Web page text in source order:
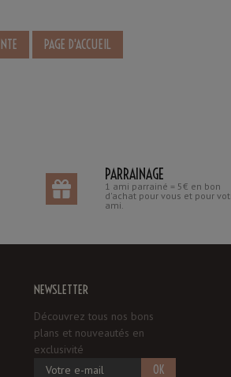
PARRAINAGE
1 ami parrainé = 5€ en bon
d'achat pour vous et pour
ami.
NEWSLETTER
Découvrez tous nos bons
plans et nouveautés en
exclusivité
OK